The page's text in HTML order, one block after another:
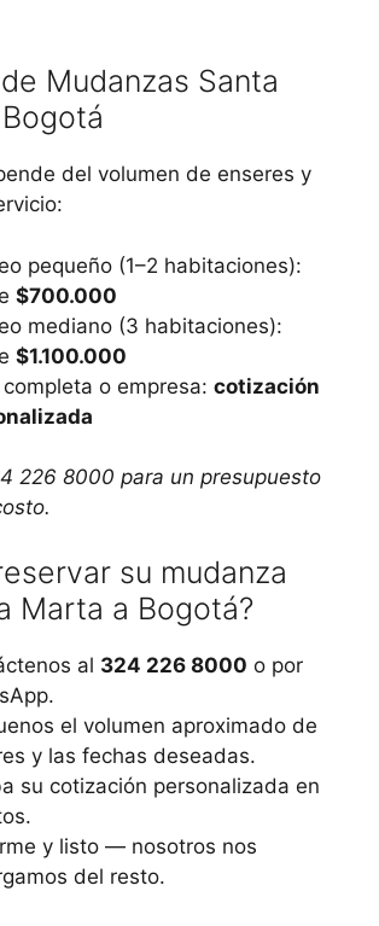
Mudanzas Santa
del volumen de enseres y
pequeño (1–2 habitaciones):
$700.000
mediano (3 habitaciones):
$1.100.000
completa o empresa: cotización
226 8000 para un presupuesto
su mudanza
Marta a Bogotá?
al 324 226 8000 o por
el volumen aproximado de
y las fechas deseadas.
su cotización personalizada en
y listo — nosotros nos
del resto.